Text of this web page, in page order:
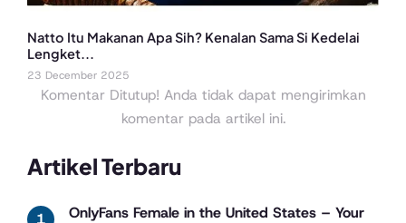
Artikel Terbaru
OnlyFans Female in the United States – Your
Natto Itu Makanan Apa Sih? Kenalan Sama Si Kedelai
Lengket...
23 December 2025
Komentar Ditutup! Anda tidak dapat mengirimkan
komentar pada artikel ini.